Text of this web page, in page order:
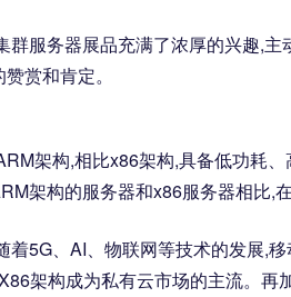
群服务器展品充满了浓厚的兴趣,
赏和肯定。
架构,相比x86架构,具备低功耗
架构的服务器和x86服务器相比,
着5G、AI、物联网等技术的发展,
架构成为私有云市场的主流。再